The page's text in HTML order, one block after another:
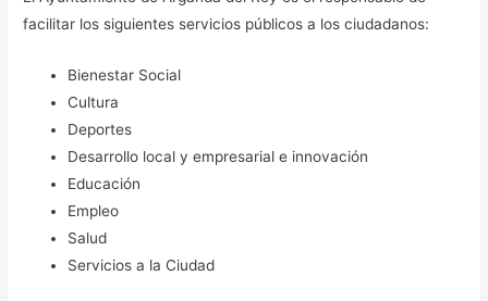
facilitar los siguientes servicios públicos a los ciudadanos:
Bienestar Social
Cultura
Deportes
Desarrollo local y empresarial e innovación
Educación
Empleo
Salud
Servicios a la Ciudad